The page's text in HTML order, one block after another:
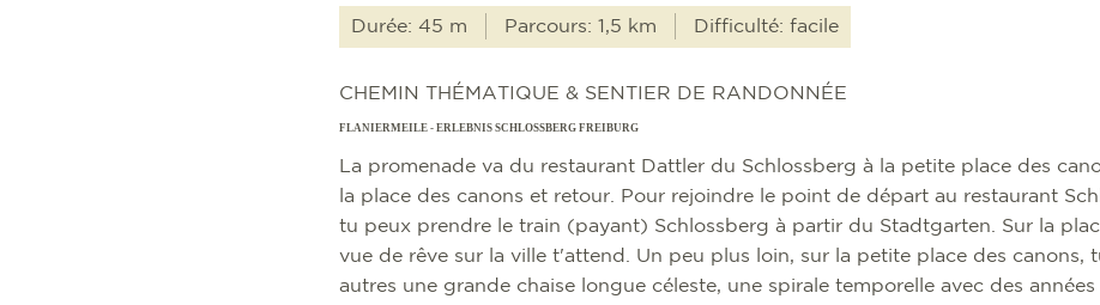
Durée: 45 m Parcours: 1,5 km Difficulté: facile
CHEMIN THÉMATIQUE & SENTIER DE RANDONNÉE
FLANIERMEILE - ERLEBNIS SCHLOSSBERG FREIBURG
La promenade va du restaurant Dattler du Schlossberg à la petite place des
la place des canons et retour. Pour rejoindre le point de départ au restaurant
tu peux prendre le train (payant) Schlossberg à partir du Stadtgarten. Sur la
vue de rêve sur la ville t'attend. Un peu plus loin, sur la petite place des canons,
autres une grande chaise longue céleste, une spirale temporelle avec des